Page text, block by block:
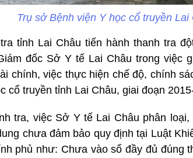
Trụ sở Bệnh viện Y học cổ truyền Lai
tỉnh Lai Châu tiến hành thanh tra
đốc Sở Y tế Lai Châu trong việc
chính, việc thực hiện chế độ, chính
cổ truyền tỉnh Lai Châu, giai đoạn
tra, việc Sở Y tế Lai Châu phân
chưa đảm bảo quy định tại Luật
phủ như: Chưa vào sổ đầy đủ